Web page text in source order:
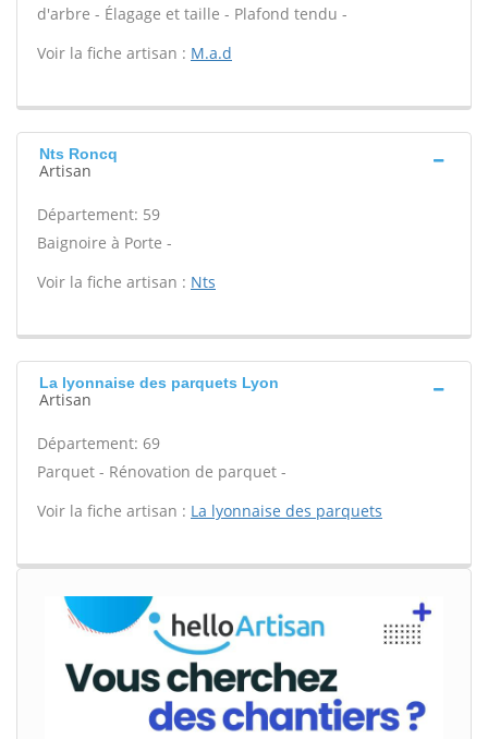
d'arbre - Élagage et taille - Plafond tendu -
Voir la fiche artisan : M.a.d
Nts Roncq
Artisan
Département: 59
Baignoire à Porte -
Voir la fiche artisan : Nts
La lyonnaise des parquets Lyon
Artisan
Département: 69
Parquet - Rénovation de parquet -
Voir la fiche artisan : La lyonnaise des parquets